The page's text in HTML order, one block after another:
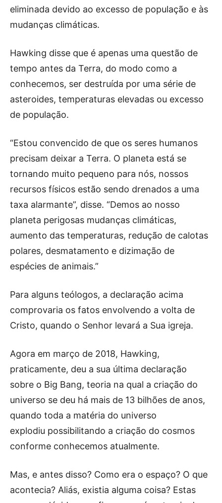
eliminada devido ao excesso de população e às
mudanças climáticas.
Hawking disse que é apenas uma questão de
tempo antes da Terra, do modo como a
conhecemos, ser destruída por uma série de
asteroides, temperaturas elevadas ou excesso
de população.
“Estou convencido de que os seres humanos
precisam deixar a Terra. O planeta está se
tornando muito pequeno para nós, nossos
recursos físicos estão sendo drenados a uma
taxa alarmante”, disse. “Demos ao nosso
planeta perigosas mudanças climáticas,
aumento das temperaturas, redução de calotas
polares, desmatamento e dizimação de
espécies de animais.”
Para alguns teólogos, a declaração acima
comprovaria os fatos envolvendo a volta de
Cristo, quando o Senhor levará a Sua igreja.
Agora em março de 2018, Hawking,
praticamente, deu a sua última declaração
sobre o Big Bang, teoria na qual a criação do
universo se deu há mais de 13 bilhões de anos,
quando toda a matéria do universo
explodiu possibilitando a criação do cosmos
conforme conhecemos atualmente.
Mas, e antes disso? Como era o espaço? O que
acontecia? Aliás, existia alguma coisa? Estas